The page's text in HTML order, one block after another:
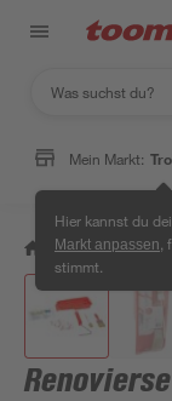
Mein Markt:
Hier kannst du
Markt anpassen
stimmt.
/ Bauen &